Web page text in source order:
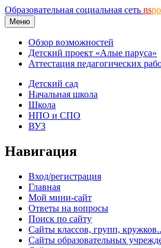
Образовательная социальная сеть ns
Меню
Обзор возможностей
Детский проект «Алые паруса»
Аттестация педагогических
Детский сад
Начальная школа
Школа
НПО и СПО
ВУЗ
Навигация
Вход/регистрация
Главная
Мой мини-сайт
Ответы на вопросы
Поиск по сайту
Сайты классов, групп,
Сайты образовательных